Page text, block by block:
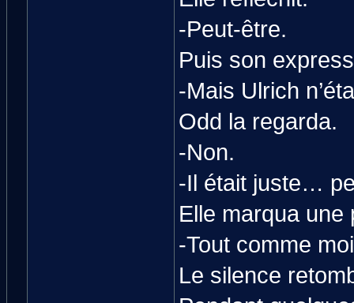
-Peut-être.
Puis son
-Mais Ulrich
Odd la regarda.
-Non.
-Il était juste…
Elle marqua une
-Tout comme
Le silence